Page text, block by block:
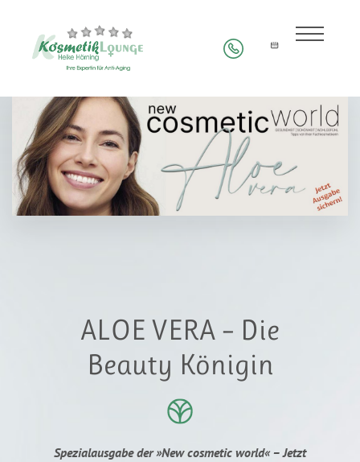
ALOE VERA – Die
Beauty Königin
Spezialausgabe der »New cosmetic world« – Jetzt